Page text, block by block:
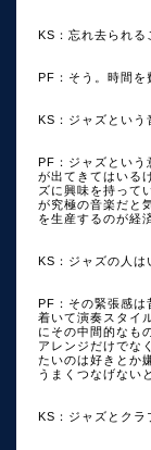
KS：忘れ去られる
PF：そう。時間を
KS：ジャズという
PF：ジャズという
が出てきてはいる
ズに興味を持って
が究極の音楽だと
を生産するのが経
KS：ジャズの人は
PF：その緊張感
着いて演奏スタイ
にその中間的なも
アレンジだけでな
たいのは好きとか
うまくつなげない
KS：ジャズとク